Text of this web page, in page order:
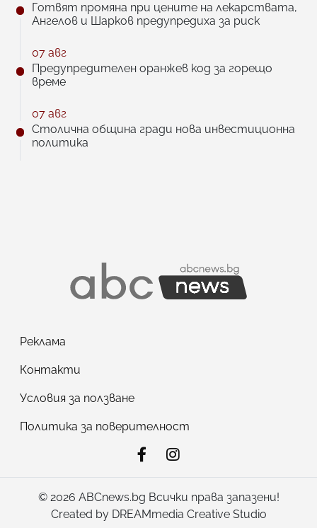
Готвят промяна при цените на лекарствата,
Ангелов и Шарков предупредиха за риск
07 авг
Предупредителен оранжев код за горещо
време
07 авг
Столична община гради нова инвестиционна
политика
Реклама
Контакти
Условия за ползване
Политика за поверителност
© 2026 ABCnews.bg Всички права запазени!
Created by DREAMmedia Creative Studio